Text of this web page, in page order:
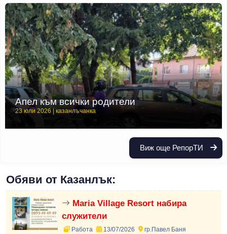
Апел към всички родители
23 юли 2026 | казанлъчанка
Виж още РепорТИ
Обяви от Казанлък:
Maria Village Resort набира
служители
Работа 13/07/2026 гр.Павел Баня